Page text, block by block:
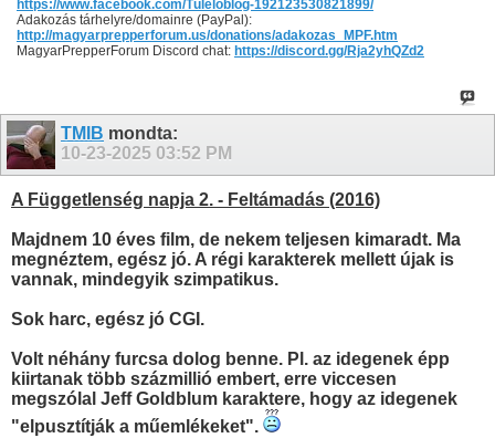
https://www.facebook.com/Túlélõblog-192123530821899/
Adakozás tárhelyre/domainre (PayPal):
http://magyarprepperforum.us/donations/adakozas_MPF.htm
MagyarPrepperForum Discord chat: https://discord.gg/Rja2yhQZd2
TMIB mondta:
10-23-2025 03:52 PM
A Függetlenség napja 2. - Feltámadás (2016)
Majdnem 10 éves film, de nekem teljesen kimaradt. Ma
megnéztem, egész jó. A régi karakterek mellett újak is
vannak, mindegyik szimpatikus.
Sok harc, egész jó CGI.
Volt néhány furcsa dolog benne. Pl. az idegenek épp
kiirtanak több százmillió embert, erre viccesen
megszólal Jeff Goldblum karaktere, hogy az idegenek
"elpusztítják a műemlékeket".